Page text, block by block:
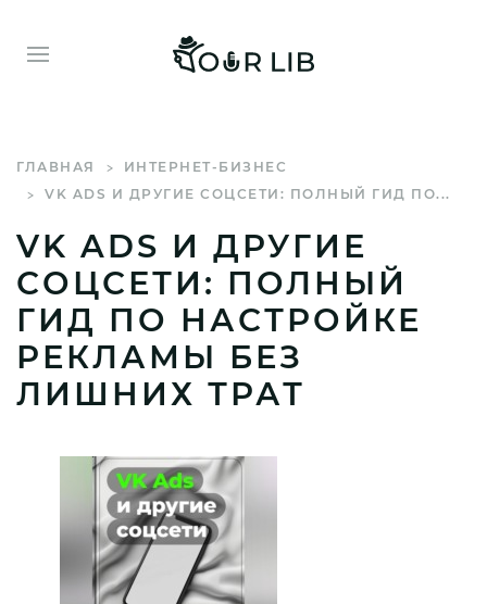
ГЛАВНАЯ
ИНТЕРНЕТ-БИЗНЕС
VK ADS И ДРУГИЕ СОЦСЕТИ: ПОЛНЫЙ ГИД ПО...
VK ADS И ДРУГИЕ
СОЦСЕТИ: ПОЛНЫЙ
ГИД ПО НАСТРОЙКЕ
РЕКЛАМЫ БЕЗ
ЛИШНИХ ТРАТ